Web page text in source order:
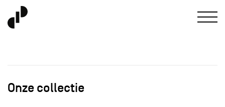
Onze collectie